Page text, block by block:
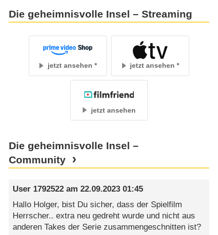
Die geheimnisvolle Insel – Streaming
jetzt ansehen jetzt ansehen
jetzt ansehen
Die geheimnisvolle Insel –
Community
User 1792522 am22.09.2023 01:45
Hallo Holger, bist Du sicher, dass der Spielfilm
Herrscher.. extra neu gedreht wurde und nicht aus
anderen Takes der Serie zusammengeschnitten ist?